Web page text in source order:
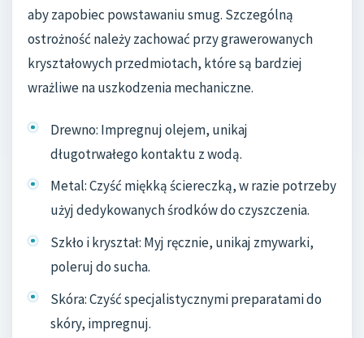
aby zapobiec powstawaniu smug. Szczególną
ostrożność należy zachować przy grawerowanych
kryształowych przedmiotach, które są bardziej
wrażliwe na uszkodzenia mechaniczne.
Drewno: Impregnuj olejem, unikaj
długotrwałego kontaktu z wodą.
Metal: Czyść miękką ściereczką, w razie potrzeby
użyj dedykowanych środków do czyszczenia.
Szkło i kryształ: Myj ręcznie, unikaj zmywarki,
poleruj do sucha.
Skóra: Czyść specjalistycznymi preparatami do
skóry, impregnuj.